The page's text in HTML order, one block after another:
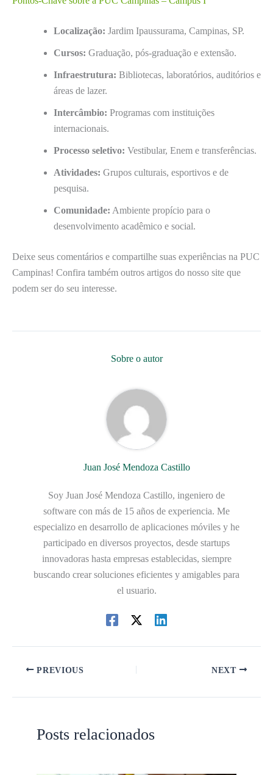
Localização: Jardim Ipaussurama, Campinas, SP.
Cursos: Graduação, pós-graduação e extensão.
Infraestrutura: Bibliotecas, laboratórios, auditórios e
áreas de lazer.
Intercâmbio: Programas com instituições
internacionais.
Processo seletivo: Vestibular, Enem e transferências.
Atividades: Grupos culturais, esportivos e de
pesquisa.
Comunidade: Ambiente propício para o
desenvolvimento acadêmico e social.
Deixe seus comentários e compartilhe suas experiências na PUC
Campinas! Confira também outros artigos do nosso site que
podem ser do seu interesse.
Sobre o autor
Juan José Mendoza Castillo
Soy Juan José Mendoza Castillo, ingeniero de
software con más de 15 años de experiencia. Me
especializo en desarrollo de aplicaciones móviles y he
participado en diversos proyectos, desde startups
innovadoras hasta empresas establecidas, siempre
buscando crear soluciones eficientes y amigables para
el usuario.
PREVIOUS NEXT
Posts relacionados